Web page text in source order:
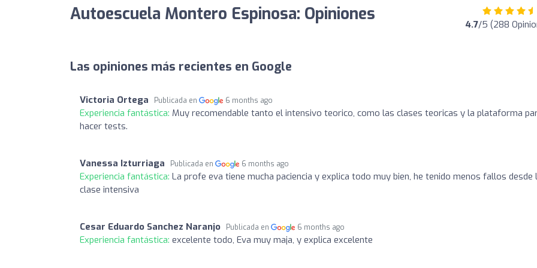
Autoescuela Montero Espinosa: Opiniones 4.7/5 (288
Las opiniones más recientes en Google
Victoria Ortega Publicada en 6 months ago
Experiencia fantástica: Muy recomendable tanto el intensivo teorico, como las clases teoricas y la plataforma
hacer tests.
Vanessa Izturriaga Publicada en 6 months ago
Experiencia fantástica: La profe eva tiene mucha paciencia y explica todo muy bien, he tenido menos fallos desde
clase intensiva
Cesar Eduardo Sanchez Naranjo Publicada en 6 months ago
Experiencia fantástica: excelente todo, Eva muy maja, y explica excelente